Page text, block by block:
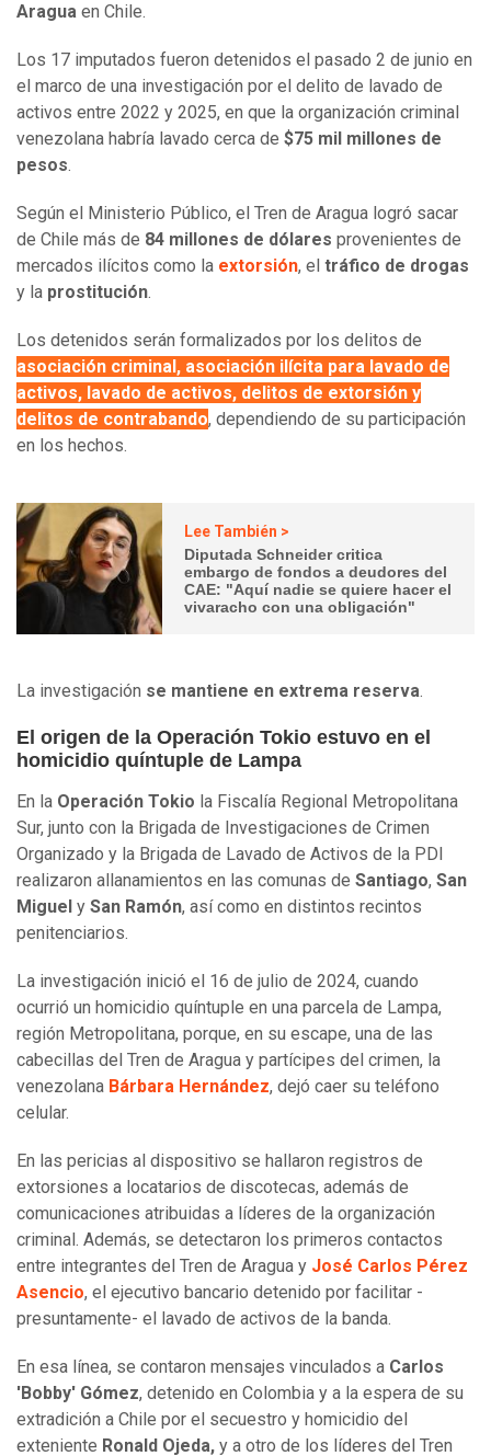
Aragua en Chile.
Los 17 imputados fueron detenidos el pasado 2 de junio en
el marco de una investigación por el delito de lavado de
activos entre 2022 y 2025, en que la organización criminal
venezolana habría lavado cerca de $75 mil millones de
pesos.
Según el Ministerio Público, el Tren de Aragua logró sacar
de Chile más de 84 millones de dólares provenientes de
mercados ilícitos como la extorsión, el tráfico de drogas
y la prostitución.
Los detenidos serán formalizados por los delitos de
asociación criminal, asociación ilícita para lavado de
activos, lavado de activos, delitos de extorsión y
delitos de contrabando, dependiendo de su participación
en los hechos.
Lee También >
Diputada Schneider critica
embargo de fondos a deudores del
CAE: "Aquí nadie se quiere hacer el
vivaracho con una obligación"
La investigación se mantiene en extrema reserva.
El origen de la Operación Tokio estuvo en el
homicidio quíntuple de Lampa
En la Operación Tokio la Fiscalía Regional Metropolitana
Sur, junto con la Brigada de Investigaciones de Crimen
Organizado y la Brigada de Lavado de Activos de la PDI
realizaron allanamientos en las comunas de Santiago, San
Miguel y San Ramón, así como en distintos recintos
penitenciarios.
La investigación inició el 16 de julio de 2024, cuando
ocurrió un homicidio quíntuple en una parcela de Lampa,
región Metropolitana, porque, en su escape, una de las
cabecillas del Tren de Aragua y partícipes del crimen, la
venezolana Bárbara Hernández, dejó caer su teléfono
celular.
En las pericias al dispositivo se hallaron registros de
extorsiones a locatarios de discotecas, además de
comunicaciones atribuidas a líderes de la organización
criminal. Además, se detectaron los primeros contactos
entre integrantes del Tren de Aragua y José Carlos Pérez
Asencio, el ejecutivo bancario detenido por facilitar -
presuntamente- el lavado de activos de la banda.
En esa línea, se contaron mensajes vinculados a Carlos
'Bobby' Gómez, detenido en Colombia y a la espera de su
extradición a Chile por el secuestro y homicidio del
exteniente Ronald Ojeda, y a otro de los líderes del Tren